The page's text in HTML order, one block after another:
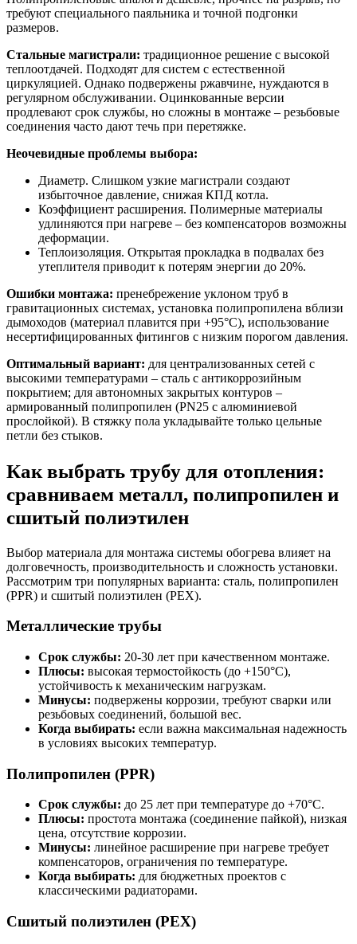
требуют специального паяльника и точной подгонки
размеров.
Стальные магистрали: традиционное решение с высокой
теплоотдачей. Подходят для систем с естественной
циркуляцией. Однако подвержены ржавчине, нуждаются в
регулярном обслуживании. Оцинкованные версии
продлевают срок службы, но сложны в монтаже – резьбовые
соединения часто дают течь при перетяжке.
Неочевидные проблемы выбора:
Диаметр. Слишком узкие магистрали создают
избыточное давление, снижая КПД котла.
Коэффициент расширения. Полимерные материалы
удлиняются при нагреве – без компенсаторов возможны
деформации.
Теплоизоляция. Открытая прокладка в подвалах без
утеплителя приводит к потерям энергии до 20%.
Ошибки монтажа: пренебрежение уклоном труб в
гравитационных системах, установка полипропилена вблизи
дымоходов (материал плавится при +95°C), использование
несертифицированных фитингов с низким порогом давления.
Оптимальный вариант: для централизованных сетей с
высокими температурами – сталь с антикоррозийным
покрытием; для автономных закрытых контуров –
армированный полипропилен (PN25 с алюминиевой
прослойкой). В стяжку пола укладывайте только цельные
петли без стыков.
Как выбрать трубу для отопления:
сравниваем металл, полипропилен и
сшитый полиэтилен
Выбор материала для монтажа системы обогрева влияет на
долговечность, производительность и сложность установки.
Рассмотрим три популярных варианта: сталь, полипропилен
(PPR) и сшитый полиэтилен (PEX).
Металлические трубы
Срок службы: 20-30 лет при качественном монтаже.
Плюсы: высокая термостойкость (до +150°C),
устойчивость к механическим нагрузкам.
Минусы: подвержены коррозии, требуют сварки или
резьбовых соединений, большой вес.
Когда выбирать: если важна максимальная надежность
в условиях высоких температур.
Полипропилен (PPR)
Срок службы: до 25 лет при температуре до +70°C.
Плюсы: простота монтажа (соединение пайкой), низкая
цена, отсутствие коррозии.
Минусы: линейное расширение при нагреве требует
компенсаторов, ограничения по температуре.
Когда выбирать: для бюджетных проектов с
классическими радиаторами.
Сшитый полиэтилен (PEX)